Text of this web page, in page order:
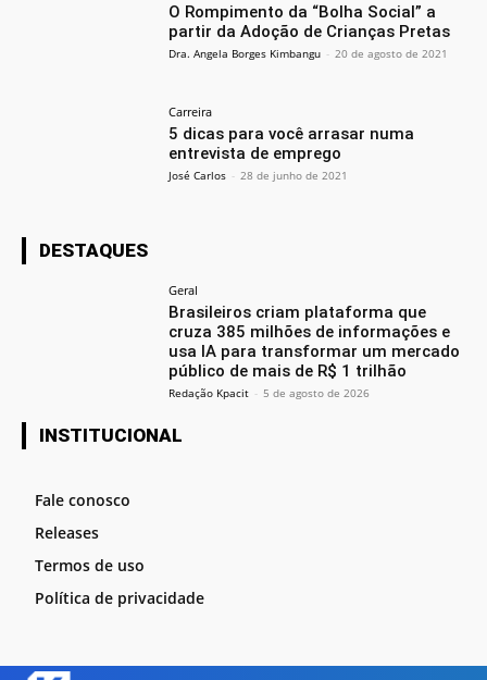
O Rompimento da “Bolha Social” a
partir da Adoção de Crianças Pretas
Dra. Angela Borges Kimbangu - 20 de agosto de 2021
Carreira
5 dicas para você arrasar numa
entrevista de emprego
José Carlos - 28 de junho de 2021
DESTAQUES
Geral
Brasileiros criam plataforma que
cruza 385 milhões de informações e
usa IA para transformar um mercado
público de mais de R$ 1 trilhão
Redação Kpacit - 5 de agosto de 2026
INSTITUCIONAL
Fale conosco
Releases
Termos de uso
Política de privacidade